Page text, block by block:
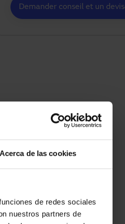
Acerca de las cookies
de redes sociales
nuestros partners de
Demander conseil et un devis